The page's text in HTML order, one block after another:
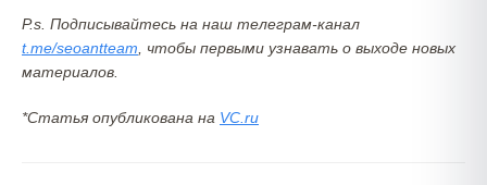
P.s. Подписывайтесь на наш телеграм-канал
t.me/seoantteam, чтобы первыми узнавать о выходе новых
материалов.
*Статья опубликована на VC.ru